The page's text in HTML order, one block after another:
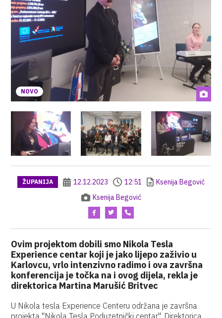
NOVO
ŽUPANIJA 12.12.2023 12:51
Ksenija Begović
Ksenija Begović
Ovim projektom dobili smo Nikola Tesla
Experience centar koji je jako lijepo zaživio u
Karlovcu, vrlo intenzivno radimo i ova završna
konferencija je točka na i ovog dijela, rekla je
direktorica Martina Marušić Britvec
U Nikola tesla Experience Centeru održana je završna
projekta "Nikola Tesla Poduzetnički centar". Direktorica